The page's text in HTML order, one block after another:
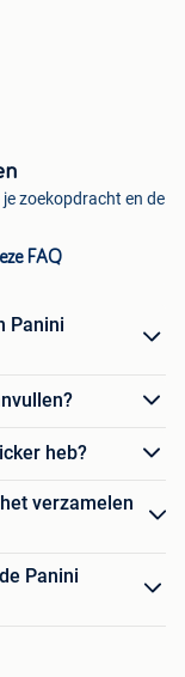
zoekopdracht en de
FAQ
Panini
heb?
verzamelen
Panini